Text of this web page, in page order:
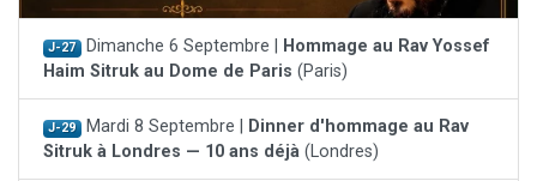
J-27 Dimanche 6 Septembre |
Hommage au Rav Yossef
Haim Sitruk au Dome de Paris (Paris)
J-29 Mardi 8 Septembre |
Dinner d'hommage au Rav
Sitruk à Londres — 10 ans déjà (Londres)